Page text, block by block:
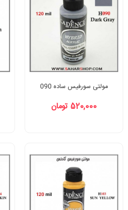
مولتی سورفیس ساده 090
520,000 تومان